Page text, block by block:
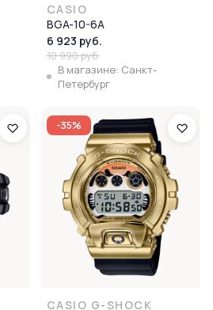
CASIO
BGA-10-6A
6 923 руб.
10 990 руб.
В магазине: Санкт-
Петербург
-35%
CASIO G-SHOCK